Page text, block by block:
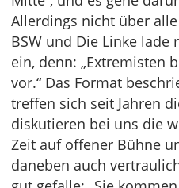
Allerdings nicht über
BSW und Die Linke
ein, denn: „Extremisten
vor.“ Das Format
treffen sich seit Jahren
diskutieren bei uns die
Zeit auf offener Bühne
daneben auch